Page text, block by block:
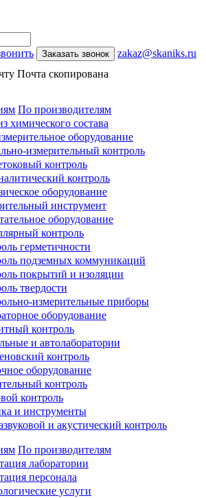
Заказать звонок
zakaz@skaniks.ru
Почта скопирована
По производителям
химического состава
оборудование
измерительный контроль
контроль
контроль
оборудование
инструмент
оборудование
контроль
герметичности
подземных коммуникаций
покрытий и изоляции
твердости
измерительные приборы
оборудование
контроль
и автолаборатории
контроль
оборудование
контроль
контроль
и инструменты
и акустический контроль
По производителям
лаборатории
персонала
услуги